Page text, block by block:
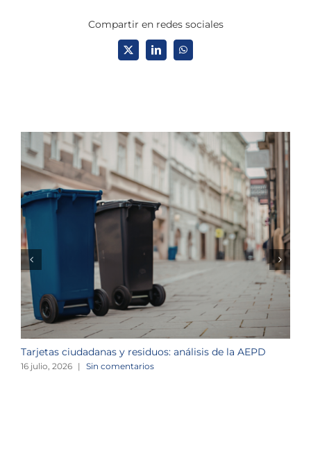
Compartir en redes sociales
X LinkedInWhatsApp
Tarjetas ciudadanas y residuos: análisis de la AEPD
16 julio, 2026 | Sin comentarios